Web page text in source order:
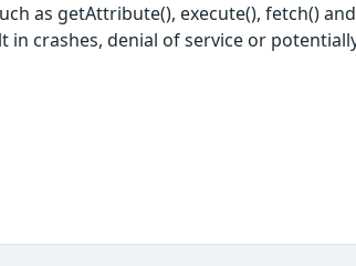
as getAttribute(), execute(), fetch()
in crashes, denial of service or